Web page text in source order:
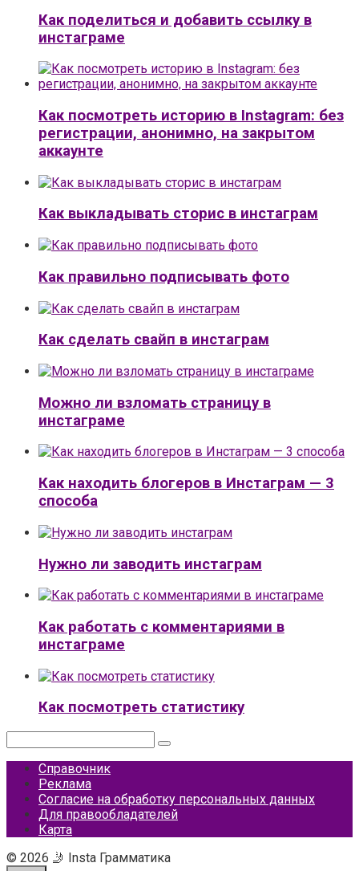
Как поделиться и добавить ссылку в
инстаграме
Как посмотреть историю в Instagram: без
регистрации, анонимно, на закрытом
аккаунте
Как выкладывать сторис в инстаграм
Как правильно подписывать фото
Как сделать свайп в инстаграм
Можно ли взломать страницу в
инстаграме
Как находить блогеров в Инстаграм — 3
способа
Нужно ли заводить инстаграм
Как работать с комментариями в
инстаграме
Как посмотреть статистику
Справочник
Реклама
Согласие на обработку персональных данных
Для правообладателей
Карта
© 2026 🤳 Insta Грамматика